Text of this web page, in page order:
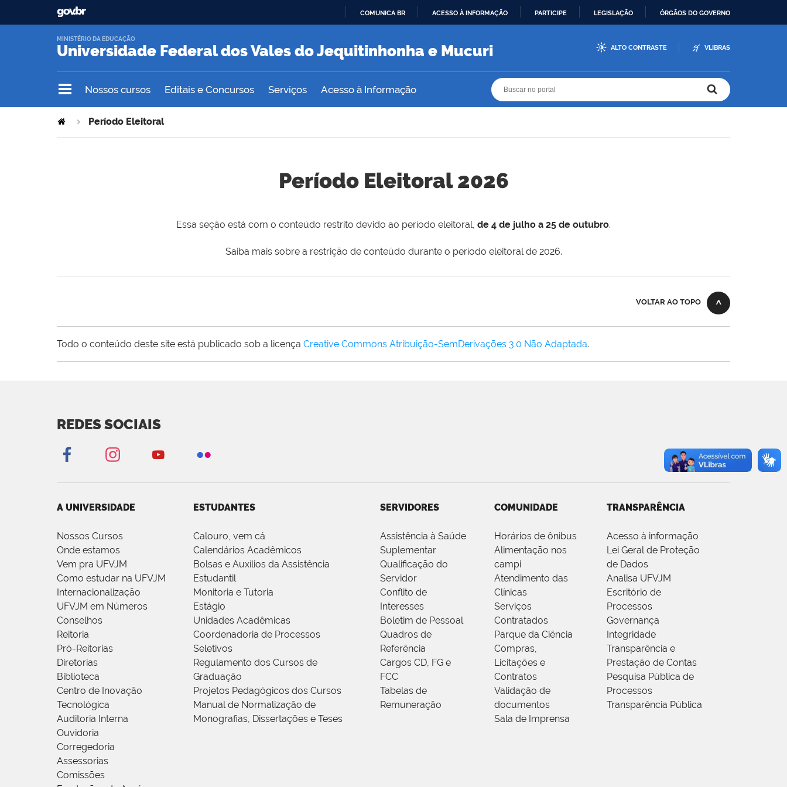
O
COMUNICA BR ACESSO À INFORMAÇÃO PARTICIPE LEGISLAÇÃO ÓRGÃOS DO GOVERNO
Universidade Federal dos Vales do Jequitinhonha e Mucuri
MINISTÉRIO DA EDUCAÇÃO
ALTO CONTRASTE VLIBRAS
Nossos cursos Editais e Concursos Serviços Acesso à Informação
Período Eleitoral
Período Eleitoral 2026
Essa seção está com o conteúdo restrito devido ao período eleitoral, de 4 de julho a 25 de outubro.
Saiba mais sobre a restrição de conteúdo durante o período eleitoral de 2026.
VOLTAR AO TOPO
Todo o conteúdo deste site está publicado sob a licença Creative Commons Atribuição-SemDerivações 3.0 Não Adaptada.
REDES SOCIAIS
A UNIVERSIDADE
Nossos Cursos
Onde estamos
Vem pra UFVJM
Como estudar na UFVJM
Internacionalização
UFVJM em Números
Conselhos
Reitoria
Pró-Reitorias
Diretorias
Biblioteca
Centro de Inovação
Tecnológica
Auditoria Interna
Ouvidoria
Corregedoria
Assessorias
Comissões
ESTUDANTES
Calouro, vem cá
Calendários Acadêmicos
Bolsas e Auxílios da Assistência
Estudantil
Monitoria e Tutoria
Estágio
Unidades Acadêmicas
Coordenadoria de Processos
Seletivos
Regulamento dos Cursos de
Graduação
Projetos Pedagógicos dos Cursos
Manual de Normalização de
Monografias, Dissertações e Teses
SERVIDORES
Assistência à Saúde
Suplementar
Qualificação do
Servidor
Conflito de
Interesses
Boletim de Pessoal
Quadros de
Referência
Cargos CD, FG e
FCC
Tabelas de
Remuneração
COMUNIDADE
Horários de ônibus
Alimentação nos
campi
Atendimento das
Clínicas
Serviços
Contratados
Parque da Ciência
Compras,
Licitações e
Contratos
Validação de
documentos
Sala de Imprensa
TRANSPARÊNCIA
Acesso à informação
Lei Geral de Proteção
de Dados
Analisa UFVJM
Escritório de
Processos
Governança
Integridade
Transparência e
Prestação de Contas
Pesquisa Pública de
Processos
Transparência Pública